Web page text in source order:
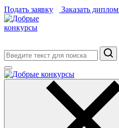
Подать заявку
Заказать диплом
Поиск